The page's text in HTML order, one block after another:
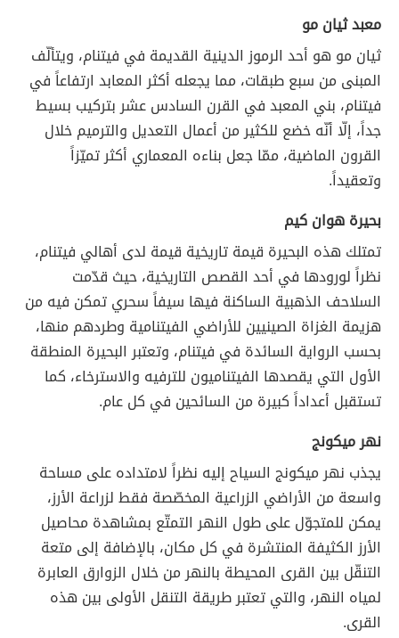
معبد ثيان مو
ثيان مو هو أحد الرموز الدينية القديمة في فيتنام، ويتألّف
المبنى من سبع طبقات، مما يجعله أكثر المعابد ارتفاعاً في
فيتنام، بني المعبد في القرن السادس عشر بتركيب بسيط
جداً، إلّا أنّه خضع للكثير من أعمال التعديل والترميم خلال
القرون الماضية، ممّا جعل بناءه المعماري أكثر تميّزاً
وتعقيداً.
بحيرة هوان كيم
تمتلك هذه البحيرة قيمة تاريخية قيمة لدى أهالي فيتنام،
نظراً لورودها في أحد القصص التاريخية، حيث قدّمت
السلاحف الذهبية الساكنة فيها سيفاً سحري تمكن فيه من
هزيمة الغزاة الصينيين للأراضي الفيتنامية وطردهم منها،
بحسب الرواية السائدة في فيتنام، وتعتبر البحيرة المنطقة
الأول التي يقصدها الفيتناميون للترفيه والاسترخاء، كما
تستقبل أعداداً كبيرة من السائحين في كل عام.
نهر ميكونج
يجذب نهر ميكونج السياح إليه نظراً لامتداده على مساحة
واسعة من الأراضي الزراعية المخصّصة فقط لزراعة الأرز،
يمكن للمتجوّل على طول النهر التمتّع بمشاهدة محاصيل
الأرز الكثيفة المنتشرة في كل مكان، بالإضافة إلى متعة
التنقّل بين القرى المحيطة بالنهر من خلال الزوارق العابرة
لمياه النهر، والتي تعتبر طريقة التنقل الأولى بين هذه
القرى.